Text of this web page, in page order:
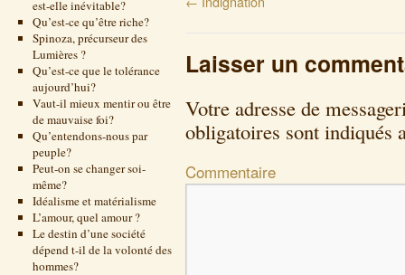
est-elle inévitable?
Qu’est-ce qu’être riche?
Spinoza, précurseur des
Lumières ?
Qu’est-ce que le tolérance
aujourd’hui?
Vaut-il mieux mentir ou être
de mauvaise foi?
Qu’entendons-nous par
peuple?
Peut-on se changer soi-
même?
Idéalisme et matérialisme
L’amour, quel amour ?
Le destin d’une société
dépend t-il de la volonté des
hommes?
Laisser un
Votre adresse de
obligatoires sont indiqués
Commentaire